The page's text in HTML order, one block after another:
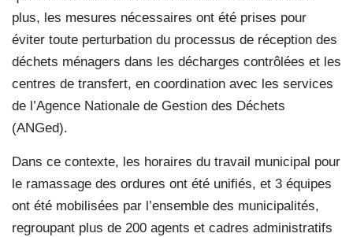
plus, les mesures nécessaires ont été prises pour
éviter toute perturbation du processus de réception des
déchets ménagers dans les décharges contrôlées et les
centres de transfert, en coordination avec les services
de l’Agence Nationale de Gestion des Déchets
(ANGed).
Dans ce contexte, les horaires du travail municipal pour
le ramassage des ordures ont été unifiés, et 3 équipes
ont été mobilisées par l’ensemble des municipalités,
regroupant plus de 200 agents et cadres administratifs